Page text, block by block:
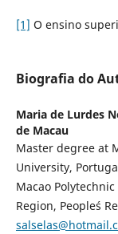
[1] O ensino
Biografia do
Maria de Lurdes
de Macau
Master degree at
University,
Macao
Region, People´s